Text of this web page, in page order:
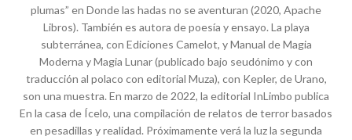
plumas” en Donde las hadas no se aventuran (2020, Apache
Libros). También es autora de poesía y ensayo. La playa
subterránea, con Ediciones Camelot, y Manual de Magia
Moderna y Magia Lunar (publicado bajo seudónimo y con
traducción al polaco con editorial Muza), con Kepler, de Urano,
son una muestra. En marzo de 2022, la editorial InLimbo publica
En la casa de Ícelo, una compilación de relatos de terror basados
en pesadillas y realidad. Próximamente verá la luz la segunda